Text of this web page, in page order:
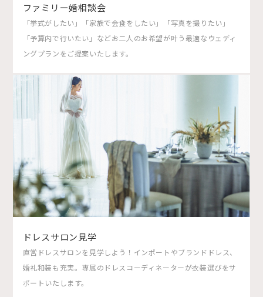
ファミリー婚相談会
「挙式がしたい」「家族で会食をしたい」「写真を撮りたい」
「予算内で行いたい」などお二人のお希望が叶う最適なウェディ
ングプランをご提案いたします。
ドレスサロン見学
直営ドレスサロンを見学しよう！インポートやブランドドレス、
婚礼和装も充実。専属のドレスコーディネーターが衣装選びをサ
ポートいたします。